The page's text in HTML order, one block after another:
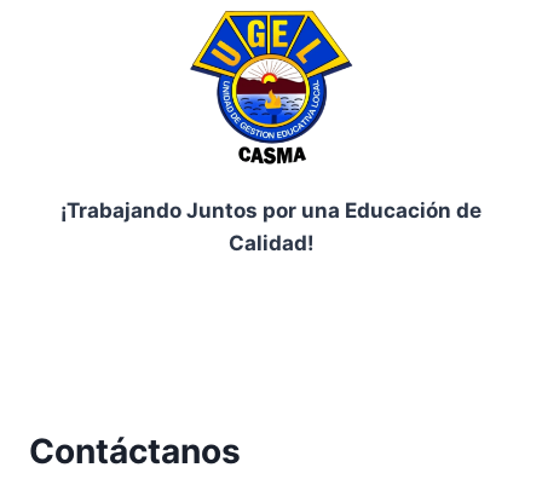
¡Trabajando Juntos por una Educación de
Calidad!
Contáctanos